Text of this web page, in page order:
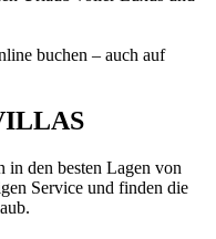
in den besten Lagen von
Service und finden die